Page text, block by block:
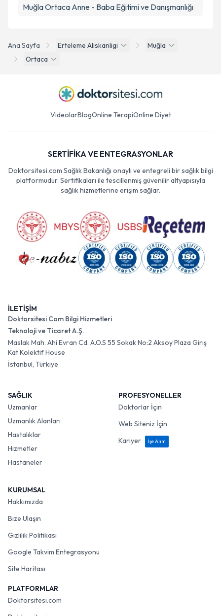
Ana Sayfa Erteleme Aliskanligi
Muğla
Ortaca
Muğla Ortaca Anne - Baba Eğitimi ve Danışmanlığı
VideolarBlogOnline TerapiOnline Diyet
SERTİFİKA VE ENTEGRASYONLAR
Doktorsitesi.com Sağlık Bakanlığı onaylı ve entegreli bir sağlık bilgi
platformudur. Sertifikaları ile tescillenmiş güvenilir altyapısıyla
sağlık hizmetlerine erişim sağlar.
İLETİŞİM
Doktorsitesi Com Bilgi Hizmetleri
Teknoloji ve Ticaret A.Ş.
Maslak Mah. Ahi Evran Cd. A.O.S 55 Sokak No:2 Aksoy Plaza Giriş
Kat Kolektif House
İstanbul, Türkiye
SAĞLIK
Uzmanlar
Uzmanlık Alanları
Hastalıklar
Hizmetler
Hastaneler
PROFESYONELLER
Doktorlar İçin
Web Siteniz İçin
Kariyer
İşe Alım
KURUMSAL
Hakkımızda
Bize Ulaşın
Gizlilik Politikası
Google Takvim Entegrasyonu
Site Haritası
PLATFORMLAR
Doktorsitesi.com